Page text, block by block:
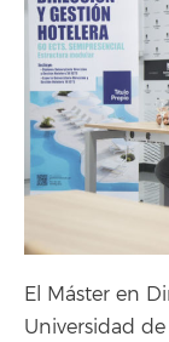
El Máster en
Universidad